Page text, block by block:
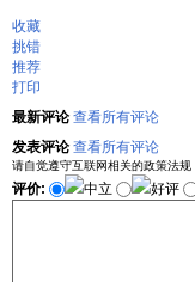
收藏
挑错
推荐
打印
最新评论 查看所有评论
发表评论 查看所有评论
请自觉遵守互联网相关的政策法规
评价: 中立 好评